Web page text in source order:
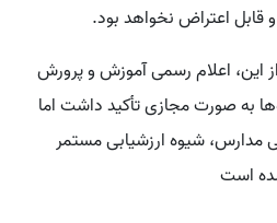
اعتراض نخواهد بود.
این، اعلام رسمی آموزش و پرورش
به صورت مجازی تأکید داشت اما
مدارس، شیوه ارزشیابی مستمر
است